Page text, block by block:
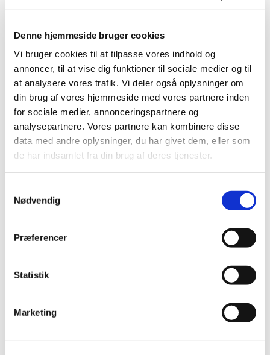
Denne hjemmeside bruger cookies
Vi bruger cookies til at tilpasse vores indhold og
annoncer, til at vise dig funktioner til sociale medier og til
at analysere vores trafik. Vi deler også oplysninger om
din brug af vores hjemmeside med vores partnere inden
for sociale medier, annonceringspartnere og
analysepartnere. Vores partnere kan kombinere disse
data med andre oplysninger, du har givet dem, eller som
de har indsamlet fra din brug af deres tjenester.
Nødvendig
Præferencer
Statistik
Marketing
Du vil måske også kunne